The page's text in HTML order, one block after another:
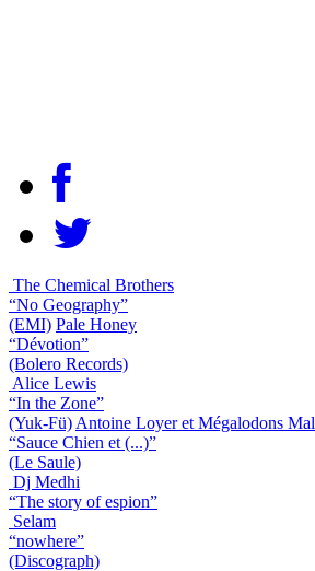
The Chemical Brothers
“No Geography”
(EMI) Pale Honey
“Dévotion”
(Bolero Records)
Alice Lewis
“In the Zone”
(Yuk-Fü) Antoine Loyer et Mégalodons
“Sauce Chien et (...)”
(Le Saule)
Dj Medhi
“The story of espion”
Selam
“nowhere”
(Discograph)